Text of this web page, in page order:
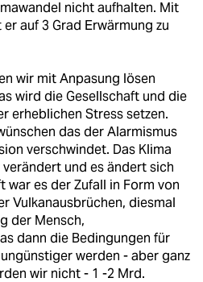
nicht aufhalten. Mit
auf 3 Grad Erwärmung zu
wir mit Anpasung lösen
wird die Gesellschaft und die
erheblichen Stress setzen.
das der Alarmismus
verschwindet. Das Klima
und es ändert sich
war es der Zufall in Form von
Vulkanausbrüchen, diesmal
der Mensch,
dann die Bedingungen für
werden - aber ganz
wir nicht - 1 -2 Mrd.